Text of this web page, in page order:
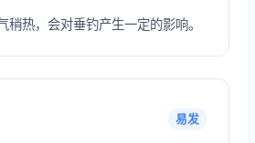
稍热，会对垂钓产生一定的影响。
易发